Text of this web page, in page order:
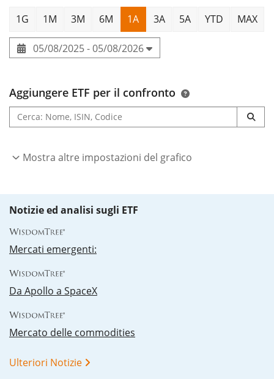
1G 1M 3M 6M 1A 3A 5A YTD MAX
05/08/2025 - 05/08/2026
Aggiungere ETF per il confronto
Mostra altre impostazioni del grafico
Notizie ed analisi sugli ETF
Mercati emergenti:
Da Apollo a SpaceX
Mercato delle commodities
Ulteriori Notizie